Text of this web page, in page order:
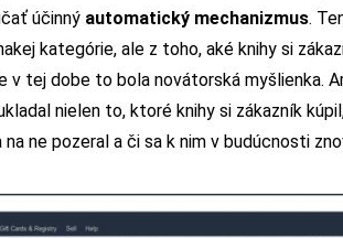
účinný automatický mechanizmus.
kategórie, ale z toho, aké knihy si
v tej dobe to bola novátorská myšlienka.
nielen to, ktoré knihy si zákazník
ne pozeral a či sa k nim v budúcnosti